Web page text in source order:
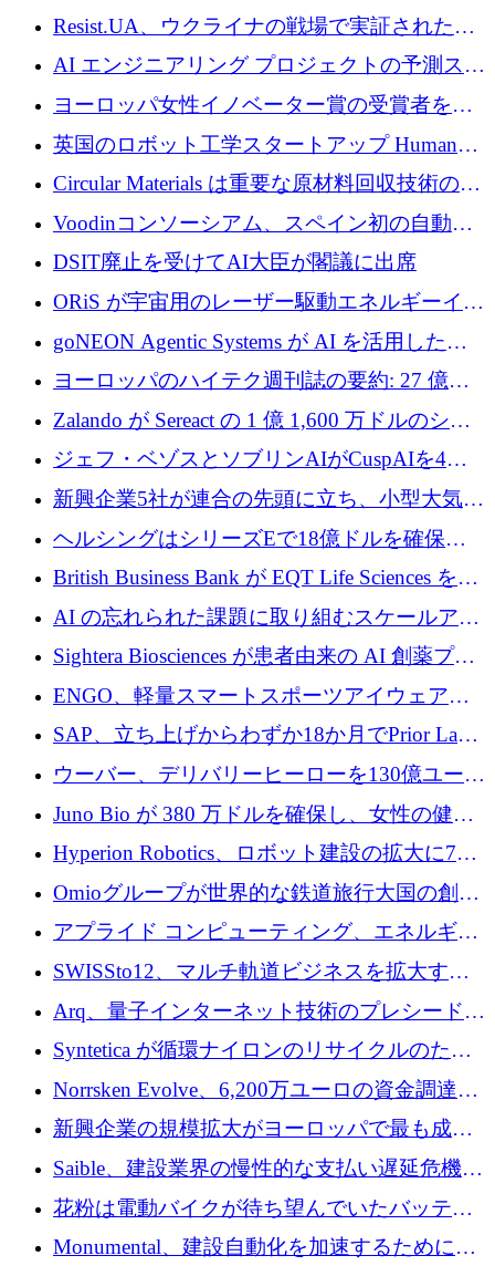
ッション製品インテリジェンス プラットフォ
ームを拡大するためにプレシードを調達
Resist.UA、ウクライナの戦場で実証された防
衛技術を拡大するために5,000万ユーロの欧州
基金を立ち上げる
AI エンジニアリング プロジェクトの予測スタ
ートアップ Cascade が a16z アクセラレータか
らの支援を獲得
ヨーロッパ女性イノベーター賞の受賞者を紹
介します
英国のロボット工学スタートアップ Humanoid
がシリーズ A 1 億 5,200 万ドルで評価額 13 億
5,000 万ドルに到達
Circular Materials は重要な原材料回収技術の拡
張に 1,180 万ユーロを確保
Voodinコンソーシアム、スペイン初の自動木
製ブレード工場の建設にEU補助金4,800万ユ
ーロを確保
DSIT廃止を受けてAI大臣が閣議に出席
ORiS が宇宙用のレーザー駆動エネルギーイン
フラの構築に 500 万ユーロを調達
goNEON Agentic Systems が AI を活用したイ
ンフラ計画を加速するために 16 万ユーロを確
ヨーロッパのハイテク週刊誌の要約: 27 億ユ
ーロを超える 60 以上のハイテク資金調達取引
Zalando が Sereact の 1 億 1,600 万ドルのシリ
ーズ B に参加し、AI を活用した倉庫自動化を
ジェフ・ベゾスとソブリンAIがCuspAIを4億
5,000万ドルの資金調達で支援
新興企業5社が連合の先頭に立ち、小型大気質
センサーをEUのクリーンエア政策の中心に据
ヘルシングはシリーズEで18億ドルを確保、
ウーバーはデリバリー・ヒーローを130億ユー
ロの契約で買収、レボルトは2027年に米国の
銀行を立ち上げる
British Business Bank が EQT Life Sciences を
2,500 万ユーロのコミットメントで支援
AI の忘れられた課題に取り組むスケールアッ
プを実現: カメラロール
Sightera Biosciences が患者由来の AI 創薬プラ
ットフォームを拡大するために 300 万ユーロ
のプレシードをクローズ
ENGO、軽量スマートスポーツアイウェアの
進歩のために510万ユーロを調達
SAP、立ち上げからわずか18か月でPrior Labs
を10億ユーロ以上の契約で買収
ウーバー、デリバリーヒーローを130億ユーロ
の契約で買収、99か国にまたがるプラットフ
ォームを構築
Juno Bio が 380 万ドルを確保し、女性の健康
専用の初のシーケンスラボを開設
Hyperion Robotics、ロボット建設の拡大に740
万ドルを確保
Omioグループが世界的な鉄道旅行大国の創設
を目指してRail Europeを買収
アプライド コンピューティング、エネルギー
向け基盤 AI の拡張に 2,000 万ドルを調達
SWISSto12、マルチ軌道ビジネスを拡大する
ためにシリーズCで7,000万ドルを調達
Arq、量子インターネット技術のプレシードと
して140万ドルを確保
Syntetica が循環ナイロンのリサイクルのため
にシリーズ A で 3,000 万ドルを調達
Norrsken Evolve、6,200万ユーロの資金調達
後、アムステルダムに根を張る
新興企業の規模拡大がヨーロッパで最も成功
した創業者を生み出す、アントラー氏が発見
Saible、建設業界の慢性的な支払い遅延危機に
対処するために 290 万ポンドを調達
花粉は電動バイクが待ち望んでいたバッテリ
ー交換ネットワークを構築している
Monumental、建設自動化を加速するためにシ